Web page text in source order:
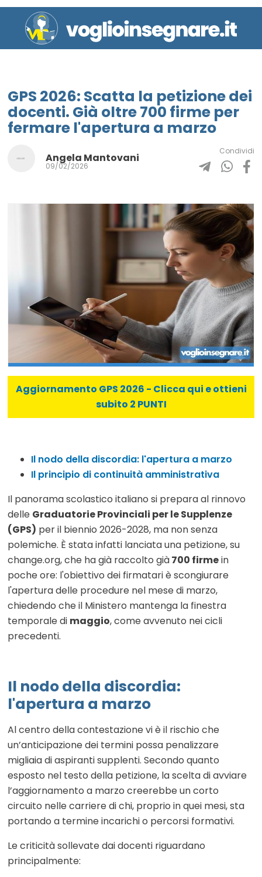
GPS 2026: Scatta la petizione dei
docenti. Già oltre 700 firme per
fermare l'apertura a marzo
Angela Mantovani
09/02/2026
Condividi
Aggiornamento GPS 2026 - Clicca qui e ottieni
subito 2 PUNTI
Il nodo della discordia: l'apertura a marzo
Il principio di continuità amministrativa
Il panorama scolastico italiano si prepara al rinnovo
delle Graduatorie Provinciali per le Supplenze
(GPS) per il biennio 2026-2028, ma non senza
polemiche. È stata infatti lanciata una petizione, su
change.org, che ha già raccolto già700 firmein
poche ore: l'obiettivo dei firmatari è scongiurare
l'apertura delle procedure nel mese di marzo,
chiedendo che il Ministero mantenga la finestra
temporale di maggio, come avvenuto nei cicli
precedenti.
Il nodo della discordia:
l'apertura a marzo
Al centro della contestazione vi è il rischio che
un’anticipazione dei termini possa penalizzare
migliaia di aspiranti supplenti. Secondo quanto
esposto nel testo della petizione, la scelta di avviare
l’aggiornamento a marzo creerebbe un corto
circuito nelle carriere di chi, proprio in quei mesi, sta
portando a termine incarichi o percorsi formativi.
Le criticità sollevate dai docenti riguardano
principalmente: